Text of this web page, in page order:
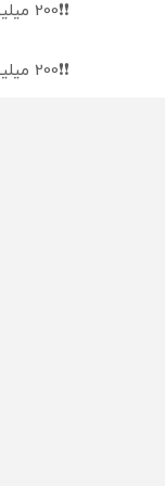
❗❗200 میلیون وام❗❗ با احراز هویت در آبان تتر
❗❗200 میلیون وام❗❗ در آبان تتر احراز هویت کن